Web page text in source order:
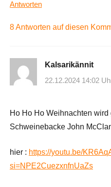
Antworten
8 Antworten auf diesen
Kalsarikännit
22.12.2024 14:02
Ho Ho Ho Weihnachten
Schweinebacke John
hier : https://youtu.be/
si=NPE2CuezxnfnUaZs